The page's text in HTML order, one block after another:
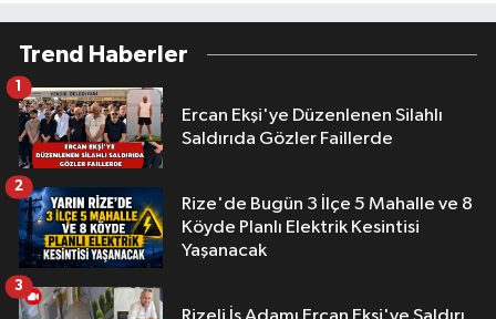
Trend Haberler
Ercan Ekşi'ye Düzenlenen Silahlı
Saldırıda Gözler Faillerde
1
Rize'de Bugün 3 İlçe 5 Mahalle ve 8
Köyde Planlı Elektrik Kesintisi
Yaşanacak
2
3